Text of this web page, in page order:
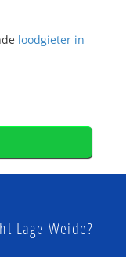
loodgieter in
Lage Weide?